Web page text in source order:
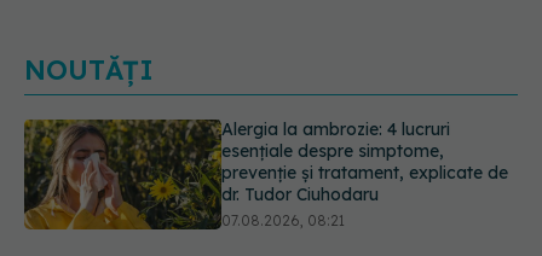
NOUTĂȚI
EXCLUSIV Brahiterapie vs
radioterapie externă în cancerul
ginecologic. Dr. Sorin Bogdan
(SANADOR) explică diferența și